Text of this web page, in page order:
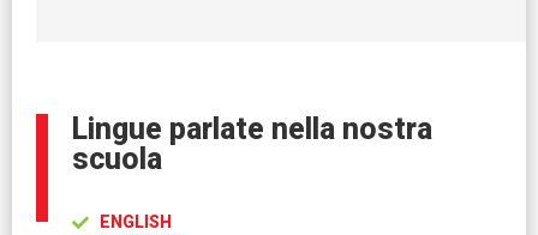
Lingue parlate nella nostra
scuola
ENGLISH